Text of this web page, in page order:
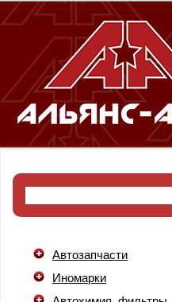
Автозапчасти
Иномарки